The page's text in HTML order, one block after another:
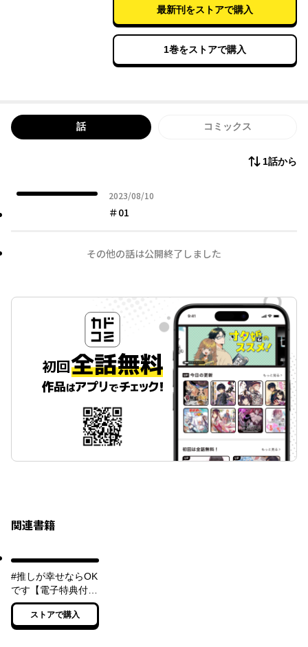
最新刊をストアで購入
1巻をストアで購入
話 コミックス
1話から
2023/08/10
2023年08月10日
＃01
その他の話は公開終了しました
関連書籍
#推しが幸せならOK
です【電子特典付
き】
ストアで購入